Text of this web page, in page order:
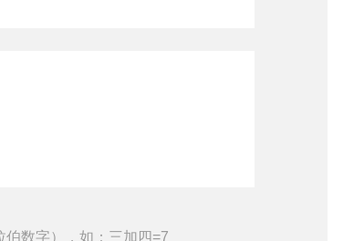
数字），如：三加四=7